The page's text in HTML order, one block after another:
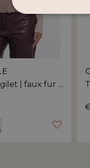
Nikki dames gilet | faux fur met opstaande kraag